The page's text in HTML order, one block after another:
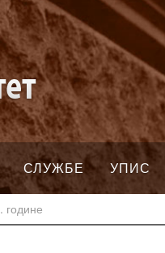
СЛУЖБЕ УПИС
године